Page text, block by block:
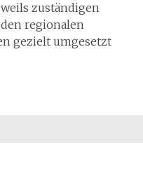
zuständigen
regionalen
gezielt umgesetzt